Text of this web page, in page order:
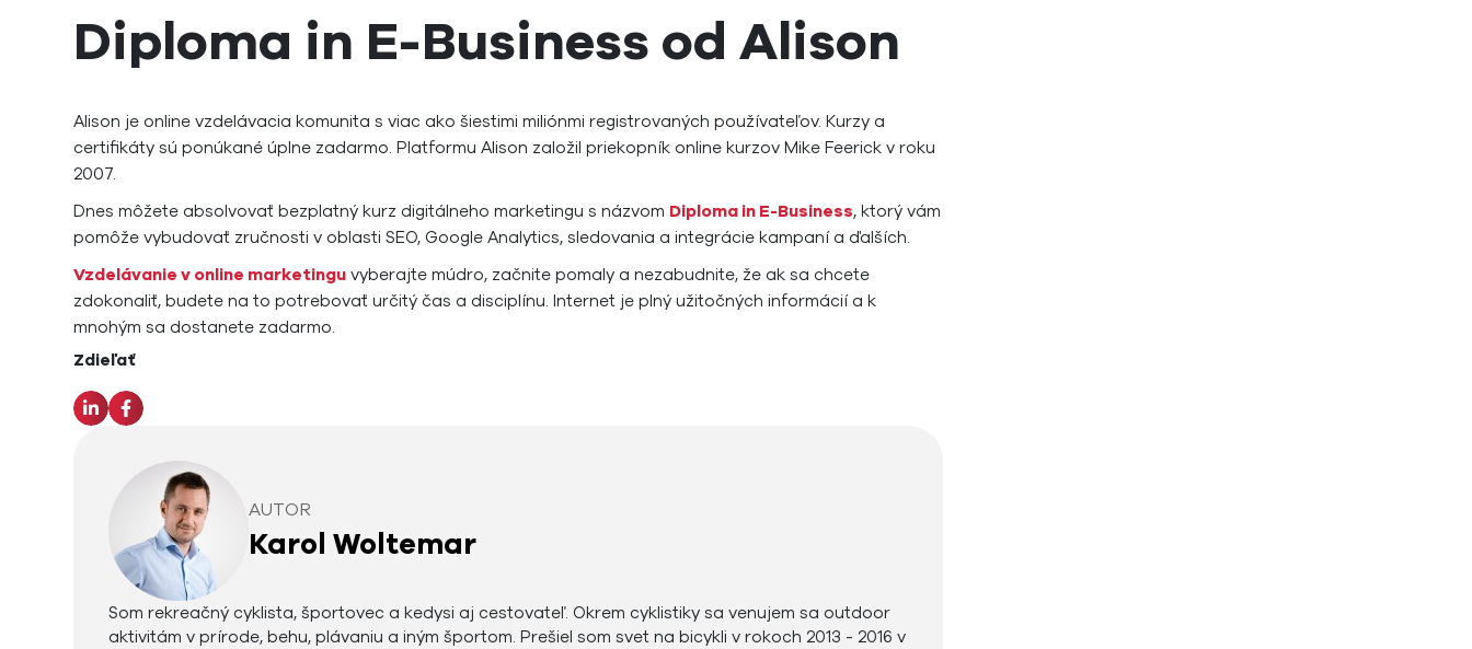
Diploma in E-Business od Alison
Alison je online vzdelávacia komunita s viac ako šiestimi miliónmi registrovaných používateľov. Kurzy a
certifikáty sú ponúkané úplne zadarmo. Platformu Alison založil priekopník online kurzov Mike Feerick v roku
2007.
Dnes môžete absolvovať bezplatný kurz digitálneho marketingu s názvom Diploma in E-Business, ktorý vám
pomôže vybudovať zručnosti v oblasti SEO, Google Analytics, sledovania a integrácie kampaní a ďalších.
Vzdelávanie v online marketingu vyberajte múdro, začnite pomaly a nezabudnite, že ak sa chcete
zdokonaliť, budete na to potrebovať určitý čas a disciplínu. Internet je plný užitočných informácií a k
mnohým sa dostanete zadarmo.
Zdieľať
AUTOR
Karol Woltemar
Som rekreačný cyklista, športovec a kedysi aj cestovateľ. Okrem cyklistiky sa venujem sa outdoor
aktivitám v prírode, behu, plávaniu a iným športom. Prešiel som svet na bicykli v rokoch 2013 - 2016 v